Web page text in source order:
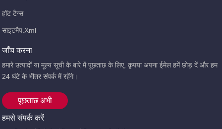
हॉट टैग्स
साइटमैप.xml
जाँच करना
हमारे उत्पादों या मूल्य सूची के बारे में पूछताछ के लिए, कृपया अपना ईमेल हमें छोड़ दें और हम
24 घंटे के भीतर संपर्क में रहेंगे।
पूछताछ अभी
हमसे संपर्क करें